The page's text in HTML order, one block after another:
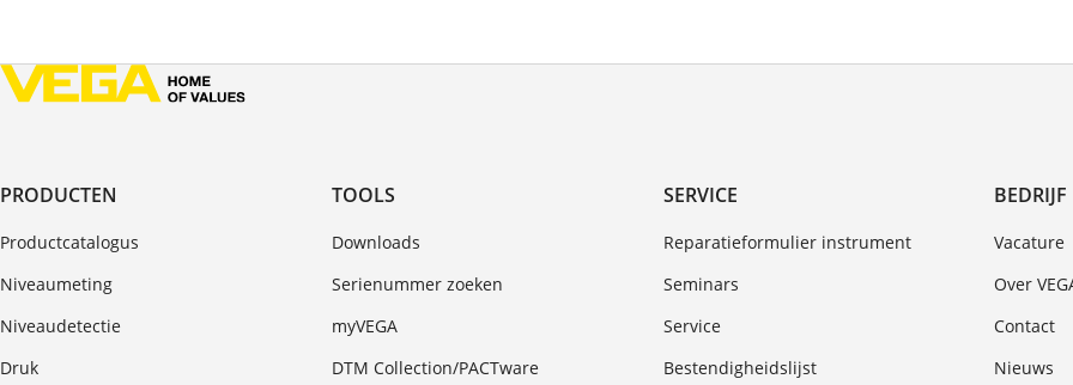
PRODUCTEN
Productcatalogus
Niveaumeting
Niveaudetectie
Druk
TOOLS
Downloads
Serienummer zoeken
myVEGA
DTM Collection/PACTware
SERVICE
Reparatieformulier instrument
Seminars
Service
Bestendigheidslijst
BEDRIJF
Vacature
Over
Contact
Nieuws